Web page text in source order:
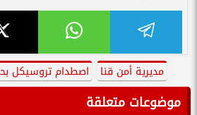
مديرية أمن قنا اصطدام تروسيكل
موضوعات متعلقة